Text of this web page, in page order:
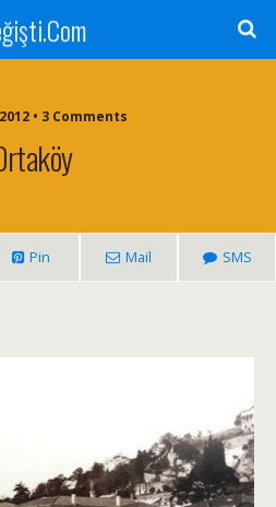
• 3 Comments
Pin Mail SMS